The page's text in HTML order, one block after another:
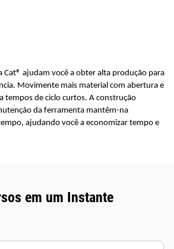
Cat® ajudam você a obter alta produção para
Movimente mais material com abertura e
tempos de ciclo curtos. A construção
da ferramenta mantêm-na
ajudando você a economizar tempo e
em um Instante